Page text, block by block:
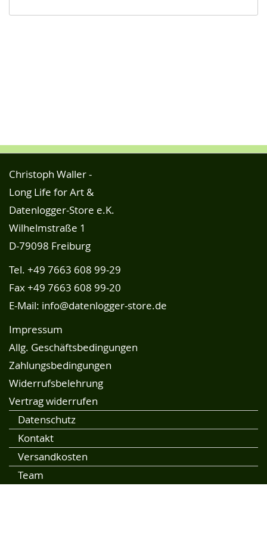
Christoph Waller -
Long Life for Art &
Datenlogger-Store e.K.
Wilhelmstraße 1
D-79098 Freiburg
Tel. +49 7663 608 99-29
Fax +49 7663 608 99-20
E-Mail: info@datenlogger-store.de
Impressum
Allg. Geschäftsbedingungen
Zahlungsbedingungen
Widerrufsbelehrung
Vertrag widerrufen
Datenschutz
Kontakt
Versandkosten
Team